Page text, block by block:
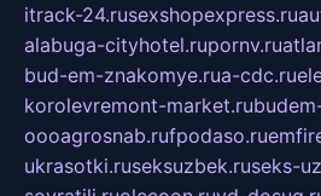
itrack-24.rusexshopexpress.ru
alabuga-cityhotel.rupornv.ru
bud-em-znakomye.rua-cdc.ru
korolevremont-market.ru
oooagrosnab.rufpodaso.ru
ukrasotki.ruseksuzbek.ruseks-